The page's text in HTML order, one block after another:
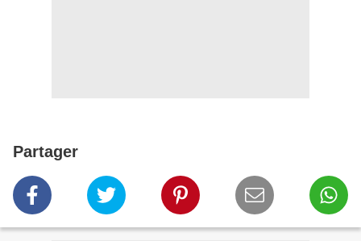
Partager